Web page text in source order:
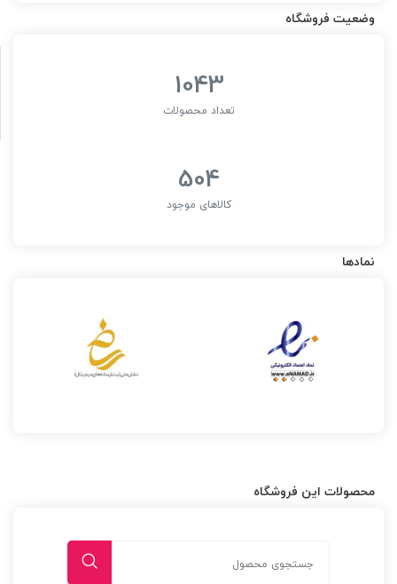
وضعیت فروشگاه
1043
تعداد محصولات
504
کالاهای موجود
نمادها
محصولات این فروشگاه